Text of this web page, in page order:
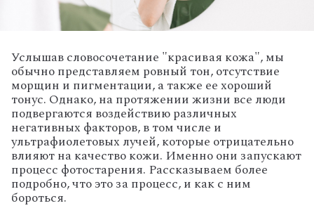
Услышав словосочетание "красивая кожа", мы
обычно представляем ровный тон, отсутствие
морщин и пигментации, а также ее хороший
тонус. Однако, на протяжении жизни все люди
подвергаются воздействию различных
негативных факторов, в том числе и
ультрафиолетовых лучей, которые отрицательно
влияют на качество кожи. Именно они запускают
процесс фотостарения. Рассказываем более
подробно, что это за процесс, и как с ним
бороться.